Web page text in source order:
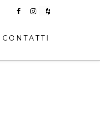
CONTATTI